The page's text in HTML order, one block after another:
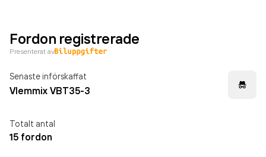
Fordon registrerade
Presenterat av
Senaste införskaffat
Vlemmix VBT35-3
Totalt antal
15 fordon